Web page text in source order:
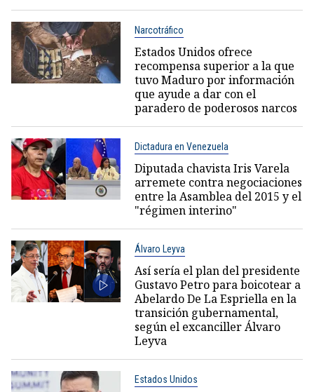
Narcotráfico
Estados Unidos ofrece
recompensa superior a la que
tuvo Maduro por información
que ayude a dar con el
paradero de poderosos narcos
Dictadura en Venezuela
Diputada chavista Iris Varela
arremete contra negociaciones
entre la Asamblea del 2015 y el
"régimen interino"
Álvaro Leyva
Así sería el plan del presidente
Gustavo Petro para boicotear a
Abelardo De La Espriella en la
transición gubernamental,
según el excanciller Álvaro
Leyva
Estados Unidos